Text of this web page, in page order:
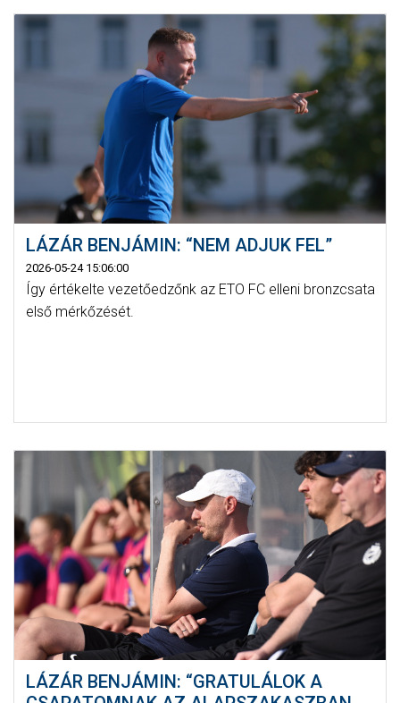
LÁZÁR BENJÁMIN: “NEM ADJUK FEL”
2026-05-24 15:06:00
Így értékelte vezetőedzőnk az ETO FC elleni bronzcsata
első mérkőzését.
LÁZÁR BENJÁMIN: “GRATULÁLOK A